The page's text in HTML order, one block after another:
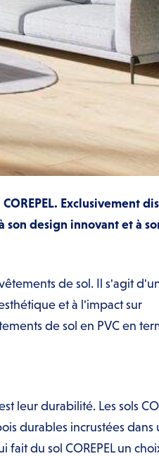
Exclusivement
design innovant et à
de sol. Il s'agit
et à l'impact sur
de sol en PVC en
leur durabilité. Les sols
durables incrustées dans
du sol COREPEL un